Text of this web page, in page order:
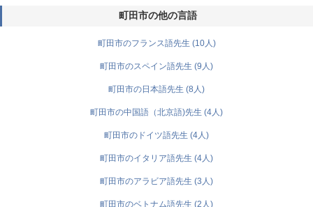
町田市の他の言語
町田市のフランス語先生 (10人)
町田市のスペイン語先生 (9人)
町田市の日本語先生 (8人)
町田市の中国語（北京語)先生 (4人)
町田市のドイツ語先生 (4人)
町田市のイタリア語先生 (4人)
町田市のアラビア語先生 (3人)
町田市のベトナム語先生 (2人)